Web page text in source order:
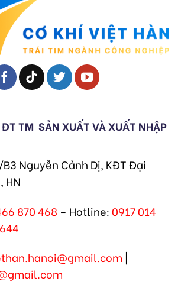
TM SẢN XUẤT VÀ XUẤT NHẬP
B3 Nguyễn Cảnh Dị, KĐT Đại
HN
870 468 – Hotline: 0917 014